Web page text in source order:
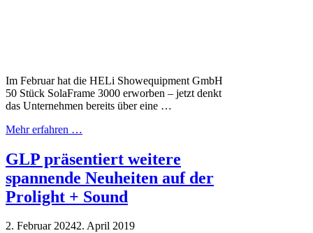
Im Februar hat die HELi Showequipment GmbH
50 Stück SolaFrame 3000 erworben – jetzt denkt
das Unternehmen bereits über eine …
Mehr erfahren …
GLP präsentiert weitere
spannende Neuheiten auf der
Prolight + Sound
2. Februar 20242. April 2019